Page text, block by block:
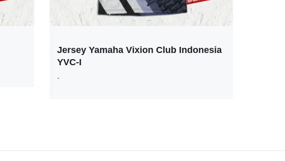
Jersey Yamaha Vixion Club Indonesia
YVC-I
-